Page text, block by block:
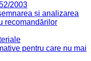
2003
și analizarea
recomandărilor
pentru care nu mai